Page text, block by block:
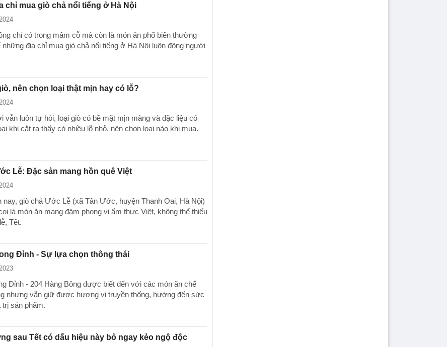
chỉ mua giò chả nổi tiếng ở Hà Nội
chỉ có trong mâm cỗ mà còn là món ăn phổ biến thường
những địa chỉ mua giò chả nổi tiếng ở Hà Nội luôn đông người
nên chọn loại thật mịn hay có lỗ?
vẫn luôn tự hỏi, loại giò có bề mặt mịn màng và đặc liệu có
khi cắt ra thấy có nhiều lỗ nhỏ, nên chọn loại nào khi mua.
Lễ: Đặc sản mang hồn quê Việt
nay, giò chả Ước Lễ (xã Tân Ước, huyện Thanh Oai, Hà Nội)
là món ăn mang đậm phong vị ẩm thực Việt, không thể thiếu
Tết.
Đỉnh - Sự lựa chọn thông thái
Đỉnh - 204 Hàng Bông được biết đến với các món ăn chế
nhưng vẫn giữ được hương vị truyền thống, hướng đến sức
trị sản phẩm.
sau Tết có dấu hiệu này bỏ ngay kẻo ngộ độc